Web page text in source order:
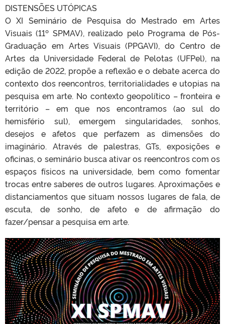
DISTENSÕES UTÓPICAS
O XI Seminário de Pesquisa do Mestrado em Artes
Visuais (11º SPMAV), realizado pelo Programa de Pós-
Graduação em Artes Visuais (PPGAVI), do Centro de
Artes da Universidade Federal de Pelotas (UFPel), na
edição de 2022, propõe a reflexão e o debate acerca do
contexto dos reencontros, territorialidades e utopias na
pesquisa em arte. No contexto geopolítico – fronteira e
território – em que nos encontramos (ao sul do
hemisfério sul), emergem singularidades, sonhos,
desejos e afetos que perfazem as dimensões do
imaginário. Através de palestras, GTs, exposições e
oficinas, o seminário busca ativar os reencontros com os
espaços físicos na universidade, bem como fomentar
trocas entre saberes de outros lugares. Aproximações e
distanciamentos que situam nossos lugares de fala, de
escuta, de sonho, de afeto e de afirmação do
fazer/pensar a pesquisa em arte.